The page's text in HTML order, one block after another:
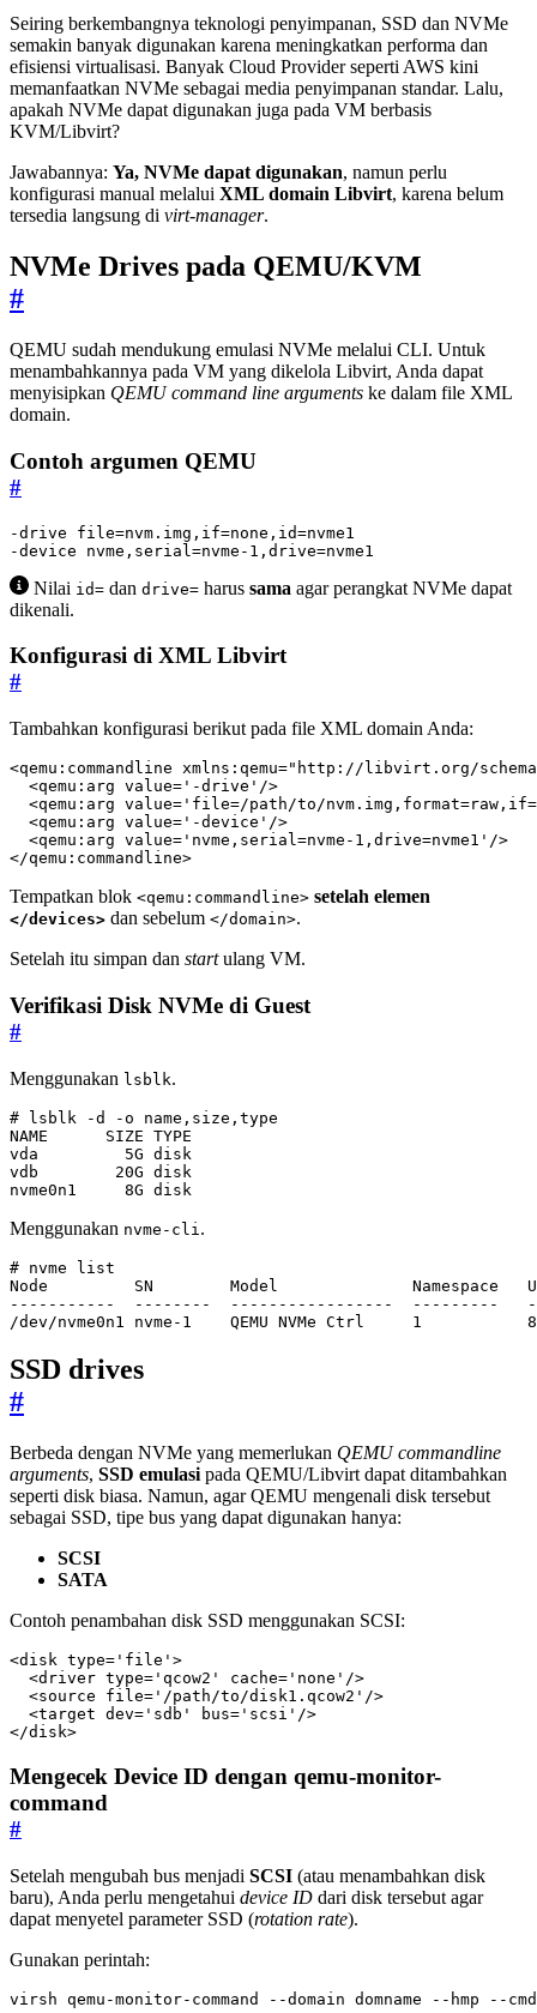
Seiring berkembangnya teknologi penyimpanan, SSD dan NVMe
semakin banyak digunakan karena meningkatkan performa dan
efisiensi virtualisasi. Banyak Cloud Provider seperti AWS kini
memanfaatkan NVMe sebagai media penyimpanan standar. Lalu,
apakah NVMe dapat digunakan juga pada VM berbasis
KVM/Libvirt?
Jawabannya: Ya, NVMe dapat digunakan, namun perlu
konfigurasi manual melalui XML domain Libvirt, karena belum
tersedia langsung di virt-manager.
NVMe Drives pada QEMU/KVM
#
QEMU sudah mendukung emulasi NVMe melalui CLI. Untuk
menambahkannya pada VM yang dikelola Libvirt, Anda dapat
menyisipkan QEMU command line arguments ke dalam file XML
domain.
Contoh argumen QEMU
#
-device nvme,serial=nvme-1,drive=nvme1
Nilai id= dan drive= harus sama agar perangkat NVMe dapat
dikenali.
Konfigurasi di XML Libvirt
#
Tambahkan konfigurasi berikut pada file XML domain Anda:
<qemu:commandline xmlns:qemu="http://libvirt.org/
<qemu:arg value= '-drive' />
<qemu:arg value= 'file=/path/to/
<qemu:arg value= '-device' />
<qemu:arg value= 'nvme,serial=nvme-1,drive=nvme1' />
</qemu:commandline>
Tempatkan blok <qemu:commandline> setelah elemen
</devices> dan sebelum </domain>.
Setelah itu simpan dan startulang VM.
Verifikasi Disk NVMe di Guest
#
Menggunakan lsblk.
# lsblk -d -o name,size,type
nvme0n1     8G disk
Menggunakan nvme-cli .
# nvme list
/dev/nvme0n1 nvme-1    QEMU NVMe Ctrl 1
SSD drives
#
Berbeda dengan NVMe yang memerlukan QEMU commandline
arguments, SSD emulasi pada QEMU/Libvirt dapat ditambahkan
seperti disk biasa. Namun, agar QEMU mengenali disk tersebut
sebagai SSD, tipe bus yang dapat digunakan hanya:
SCSI
SATA
Contoh penambahan disk SSD menggunakan SCSI:
<disk type= 'file' >
<driver type= 'qcow2' cache= 'none' />
<source
file= '/path/to/disk1.qcow2' />
<target dev= 'sdb' bus= 'scsi' />
</disk>
Mengecek Device ID dengan qemu-monitor-
command
#
Setelah mengubah bus menjadi SCSI (atau menambahkan disk
baru), Anda perlu mengetahui device ID dari disk tersebut agar
dapat menyetel parameter SSD (rotation rate).
Gunakan perintah:
virsh qemu-monitor-command --domain domname --hmp --